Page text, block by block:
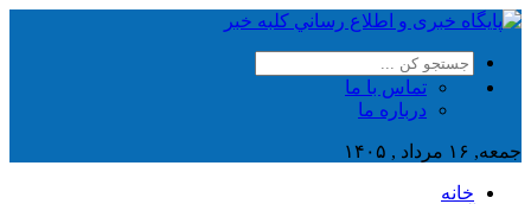
تماس با ما
درباره ما
جمعه, ۱۶ مرداد , ۱۴۰۵
خانه